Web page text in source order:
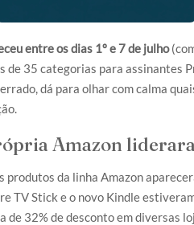
entre os dias 1º e 7 de julho
de 35 categorias para assinantes
dá para olhar com calma
Amazon
produtos da linha Amazon
TV Stick e o novo Kindle
de 32% de desconto em diversas